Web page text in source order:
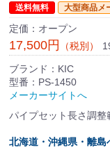
送料無料 大型商品メ
定価：オープン
17,500円 （税別）
ブランド：KIC
型番：PS-1450
メーカーサイトへ
パイプセット長さ調
北海道・沖縄県・離